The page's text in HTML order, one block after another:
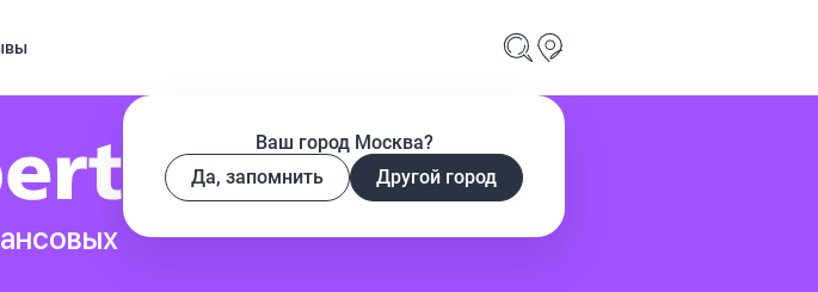
Ваш город Москва?
Да, запомнить
Другой город